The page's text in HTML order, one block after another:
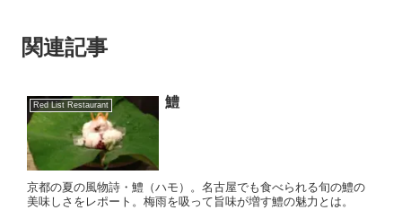
関連記事
Red List Restaurant 鱧
京都の夏の風物詩・鱧（ハモ）。名古屋でも食べられる旬の鱧の
美味しさをレポート。梅雨を吸って旨味が増す鱧の魅力とは。